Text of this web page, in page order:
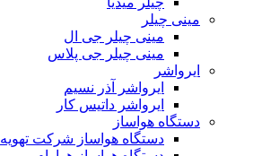
مینی چیلر
مینی چیلر جی ال
مینی چیلر جی پلاس
ایرواشر
ایرواشر آذر نسیم
ایرواشر داتیس کار
دستگاه هواساز
دستگاه هواساز شرکت تهویه